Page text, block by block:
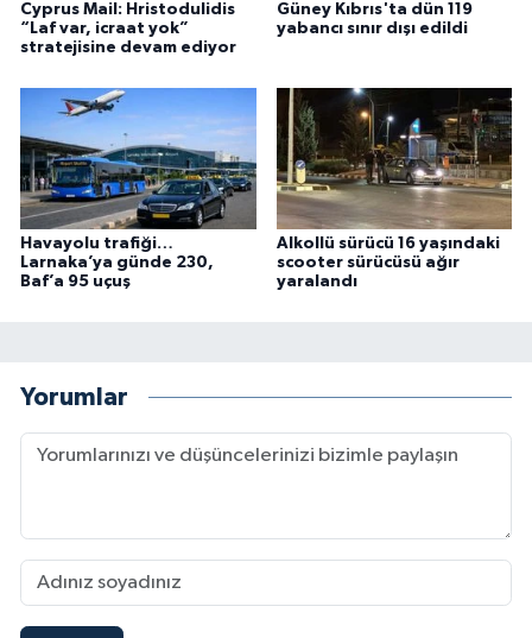
Cyprus Mail: Hristodulidis
“Laf var, icraat yok”
stratejisine devam ediyor
Güney Kıbrıs'ta dün 119
yabancı sınır dışı edildi
Havayolu trafiği…
Larnaka’ya günde 230,
Baf’a 95 uçuş
Alkollü sürücü 16 yaşındaki
scooter sürücüsü ağır
yaralandı
Yorumlar